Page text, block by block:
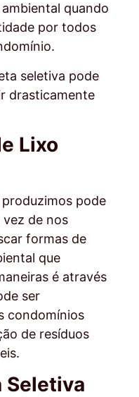
quando
por todos
seletiva pode
drasticamente
Lixo
pode
vez de nos
formas de
que
é através
ser
condomínios
de resíduos
Seletiva